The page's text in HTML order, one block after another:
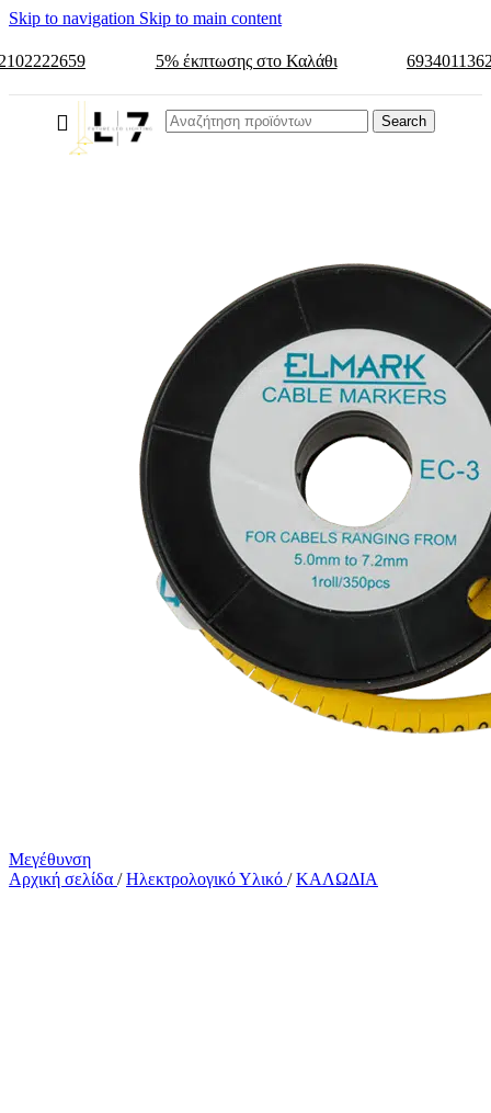
Skip to navigation Skip to main content
5% έκπτωσης στο Καλάθι
Search
Μεγέθυνση
Αρχική σελίδα / Ηλεκτρολογικό Υλικό / ΚΑΛΩΔΙΑ